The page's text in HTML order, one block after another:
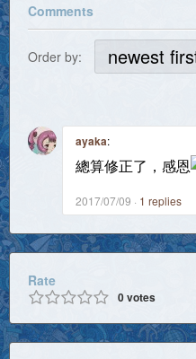
Comments
Order by:
ayaka:
總算修正了，感恩
2017/07/09 1 replies
Rate
0votes